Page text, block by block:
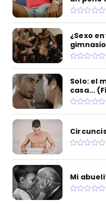
¿Sexo
Solo: el
casa...
Mi